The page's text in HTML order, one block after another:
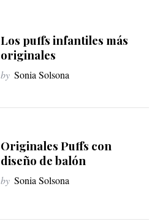
Los puffs infantiles más
originales
by Sonia Solsona
Originales Puffs con
diseño de balón
by Sonia Solsona